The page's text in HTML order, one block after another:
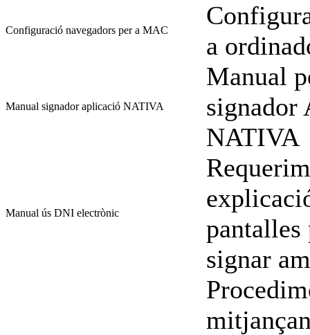
Configuració navegadors per a MAC
a
Manual signador aplicació NATIVA
Manual
signador
NATIVA
Manual ús DNI electrònic
pantalles
signar